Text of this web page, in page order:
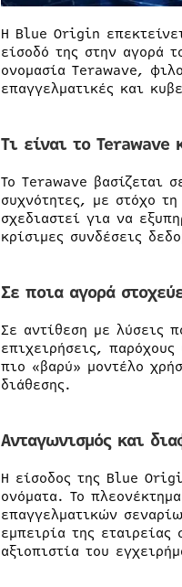
Η Blue Origin
είσοδό της στην αγορά
ονομασία Terawave,
επαγγελματικές και
Τι είναι το Terawave
Το Terawave βασίζεται
συχνότητες, με στόχο
σχεδιαστεί για να
κρίσιμες συνδέσεις
Σε ποια αγορά
Σε αντίθεση με λύσεις
επιχειρήσεις,
πιο «βαρύ» μοντέλο
διάθεσης.
Ανταγωνισμός και
Η είσοδος της Blue
ονόματα. Το
επαγγελματικών
εμπειρία της
αξιοπιστία του